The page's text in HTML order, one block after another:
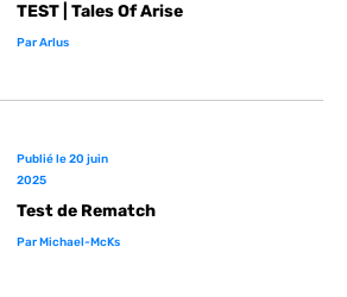
TEST | Tales Of Arise
ParArlus
Publié le20 juin
2025
Test de Rematch
ParMichael-McKs